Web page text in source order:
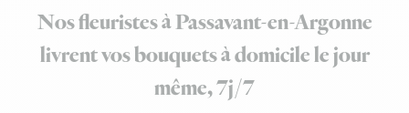
Nos fleuristes à Passavant-en-Argonne
livrent vos bouquets à domicile le jour
même, 7j/7